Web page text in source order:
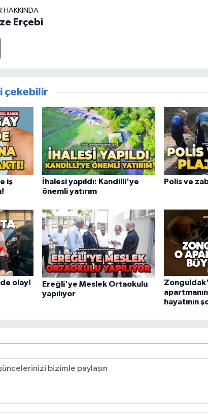
HAKKINDA
Erçebi
çekebilir
iş
İhalesi yapıldı: Kandilli'ye
önemli yatırım
Polis ve
olay!
Ereğli'ye Meslek Ortaokulu
yapılıyor
hayatının